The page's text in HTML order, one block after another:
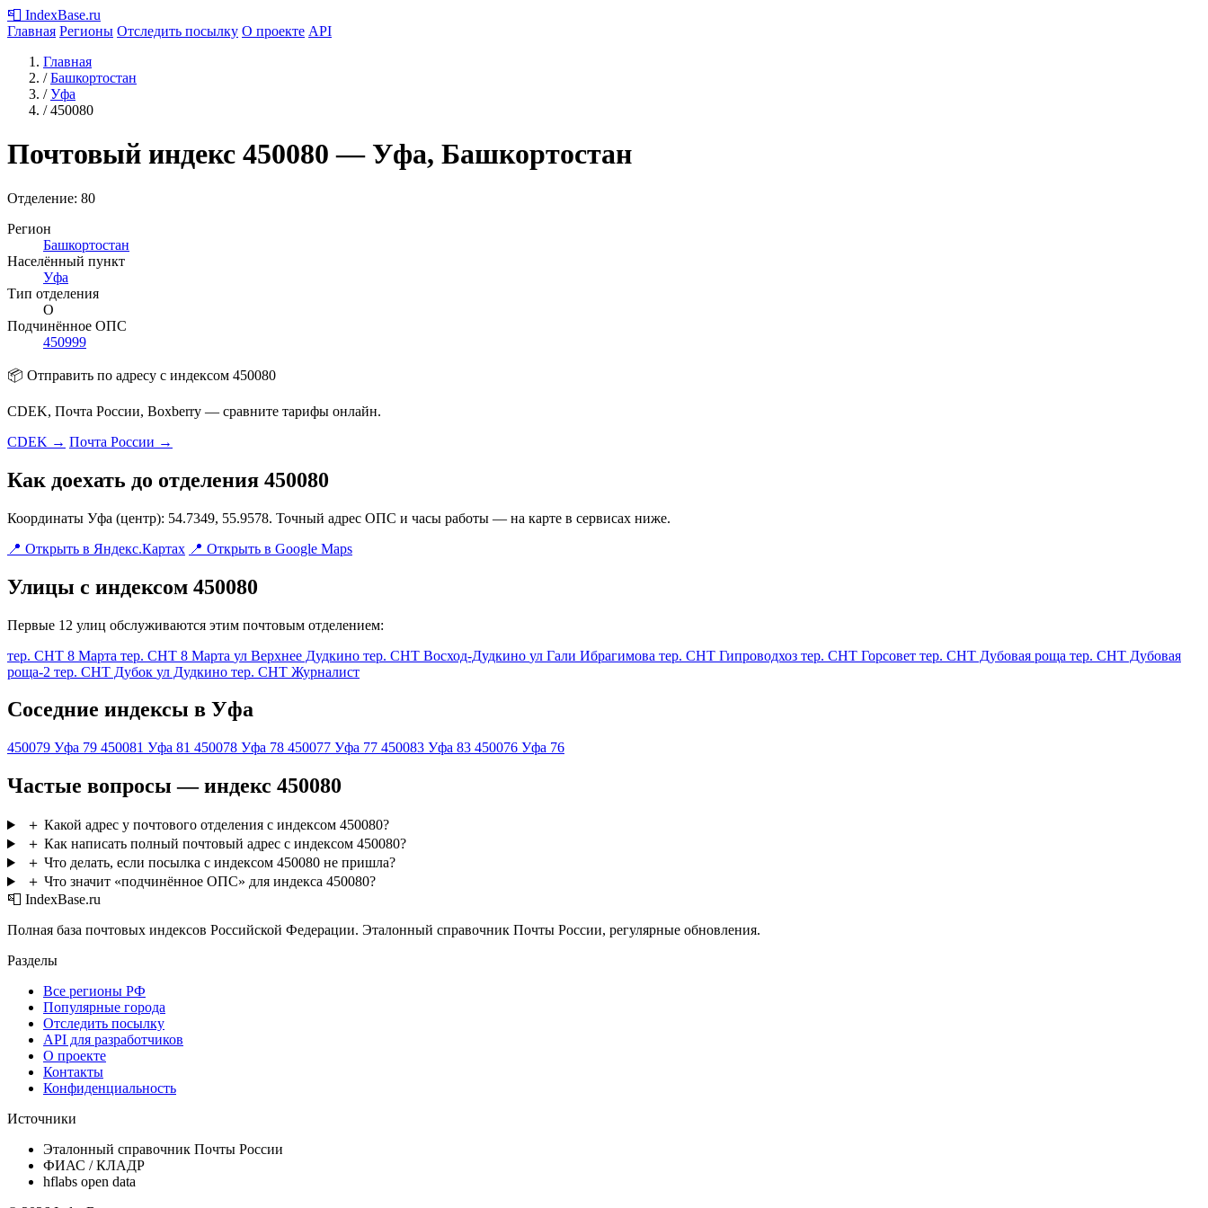
📮 IndexBase.ru
Главная Регионы Отследить посылку О проекте API
Главная
/ Башкортостан
/ Уфа
/ 450080
Почтовый индекс 450080 — Уфа, Башкортостан
Отделение: 80
Регион
Башкортостан
Населённый пункт
Уфа
Тип отделения
О
Подчинённое ОПС
450999
📦 Отправить по адресу с индексом 450080
CDEK, Почта России, Boxberry — сравните тарифы онлайн.
CDEK → Почта России →
Как доехать до отделения 450080
Координаты Уфа (центр): 54.7349, 55.9578. Точный адрес ОПС и часы работы — на карте в сервисах ниже.
📍 Открыть в Яндекс.Картах 📍 Открыть в Google Maps
Улицы с индексом 450080
Первые 12 улиц обслуживаются этим почтовым отделением:
тер. СНТ 8 Марта тер. СНТ 8 Марта ул Верхнее Дудкино тер. СНТ Восход-Дудкино ул Гали Ибрагимова тер. СНТ Гипроводхоз тер. СНТ Горсовет тер. СНТ Дубовая роща тер. СНТ Дубовая
роща-2 тер. СНТ Дубок ул Дудкино тер. СНТ Журналист
Соседние индексы в Уфа
450079 Уфа 79 450081 Уфа 81 450078 Уфа 78 450077 Уфа 77 450083 Уфа 83 450076 Уфа 76
Частые вопросы — индекс 450080
＋ Какой адрес у почтового отделения с индексом 450080?
＋ Как написать полный почтовый адрес с индексом 450080?
＋ Что делать, если посылка с индексом 450080 не пришла?
＋ Что значит «подчинённое ОПС» для индекса 450080?
📮 IndexBase.ru
Полная база почтовых индексов Российской Федерации. Эталонный справочник Почты России, регулярные обновления.
Разделы
Все регионы РФ
Популярные города
Отследить посылку
API для разработчиков
О проекте
Контакты
Конфиденциальность
Источники
Эталонный справочник Почты России
ФИАС / КЛАДР
hflabs open data